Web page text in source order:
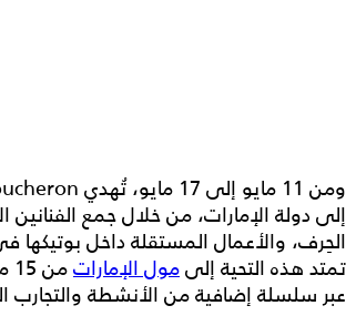
إلى دولة الإمارات، من خلال جمع الفنانين
الحِرف، والأعمال المستقلة داخل
تمتد هذه التحية إلىمول الإمارات
عبر سلسلة إضافية من الأنشطة والتجارب